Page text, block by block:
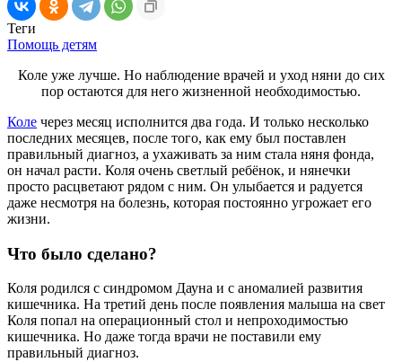
Теги
Помощь детям
Коле уже лучше. Но наблюдение врачей и уход няни до сих
пор остаются для него жизненной необходимостью.
Коле через месяц исполнится два года. И только несколько
последних месяцев, после того, как ему был поставлен
правильный диагноз, а ухаживать за ним стала няня фонда,
он начал расти. Коля очень светлый ребёнок, и нянечки
просто расцветают рядом с ним. Он улыбается и радуется
даже несмотря на болезнь, которая постоянно угрожает его
жизни.
Что было сделано?
Коля родился с синдромом Дауна и с аномалией развития
кишечника. На третий день после появления малыша на свет
Коля попал на операционный стол и непроходимостью
кишечника. Но даже тогда врачи не поставили ему
правильный диагноз.